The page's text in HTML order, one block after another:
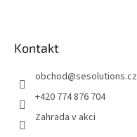
Kontakt
obchod@sesolutions.cz
+420 774 876 704
Zahrada v akci